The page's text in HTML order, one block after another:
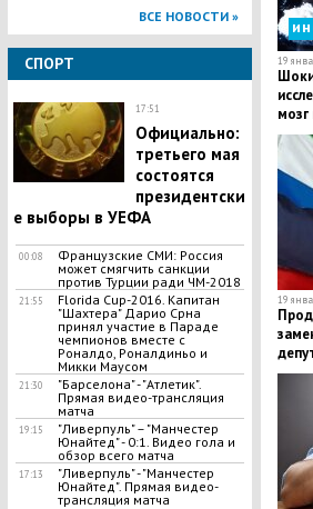
ВСЕ НОВОСТИ »
СПОРТ
17:51
Официально:
третьего мая
состоятся
президентски
е выборы в УЕФА
00:08
Французские СМИ: Россия
может смягчить санкции
против Турции ради ЧМ-2018
21:55
Florida Cup-2016. Капитан
"Шахтера" Дарио Срна
принял участие в Параде
чемпионов вместе с
Роналдо, Роналдиньо и
Микки Маусом
21:30
"Барселона" - "Атлетик".
Прямая видео-трансляция
матча
19:15
​"Ливерпуль" – "Манчестер
Юнайтед" - 0:1. Видео гола и
обзор всего матча
17:13
"Ливерпуль" - "Манчестер
Юнайтед". Прямая видео-
трансляция матча
19
мозг
19